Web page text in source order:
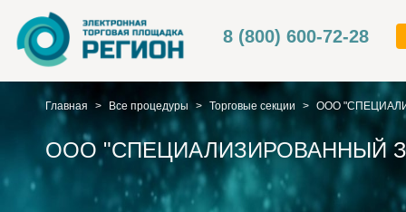
8 (800) 600-72-28
Главная > Все процедуры > Торговые секции > ООО
ООО "СПЕЦИАЛИЗИРОВАННЫЙ